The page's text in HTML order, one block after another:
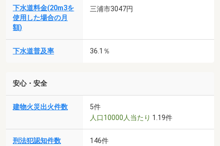
下水道料金(20m3を
使用した場合の月
額)
三浦市3047円
下水道普及率 36.1％
安心・安全
建物火災出火件数
5件
人口10000人当たり 1.19件
刑法犯認知件数
146件